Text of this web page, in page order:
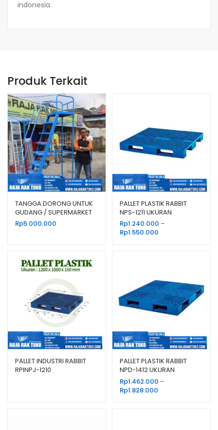
indonesia
Produk Terkait
TANGGA DORONG UNTUK
GUDANG / SUPERMARKET
TIPE TD-AZ
Rp5.000.000
PALLET PLASTIK RABBIT
NPS-1211 UKURAN
120x110x13,2 CM
Rp1.240.000 –
Rp1.550.000
PALLET INDUSTRI RABBIT
RPINPJ-1210
PALLET PLASTIK RABBIT
NPD-1412 UKURAN
140x120x15 CM
Rp1.462.000 –
Rp1.828.000